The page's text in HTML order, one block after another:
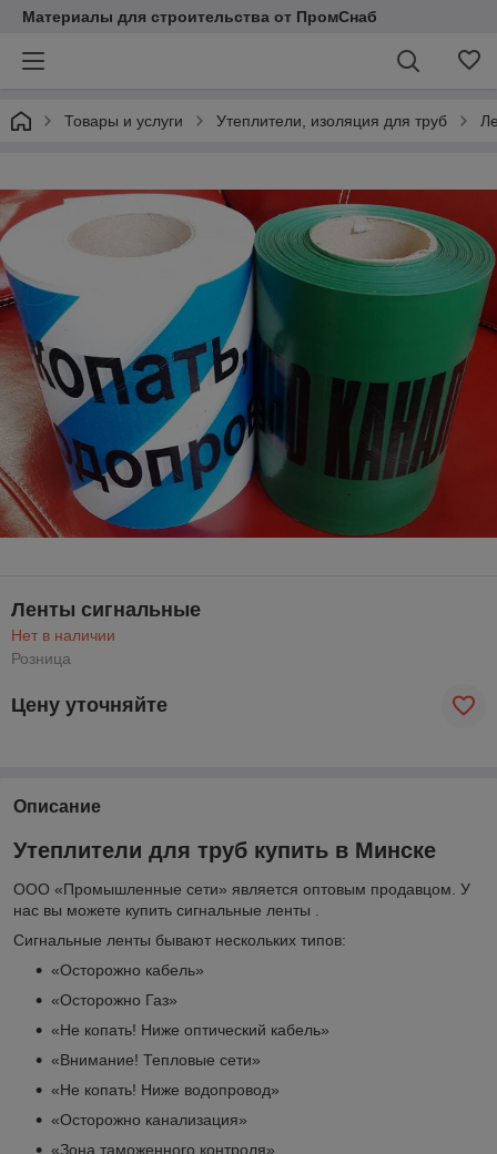
Материалы для строительства от ПромСнаб
Товары и услуги Утеплители, изоляция для труб
Ленты сигнальные
Нет в наличии
Розница
Цену уточняйте
Описание
Утеплители для труб купить в Минске
ООО «Промышленные сети» является оптовым продавцом. У
нас вы можете купить сигнальные ленты .
Сигнальные ленты бывают нескольких типов:
«Осторожно кабель»
«Осторожно Газ»
«Не копать! Ниже оптический кабель»
«Внимание! Тепловые сети»
«Не копать! Ниже водопровод»
«Осторожно канализация»
«Зона таможенного контроля»